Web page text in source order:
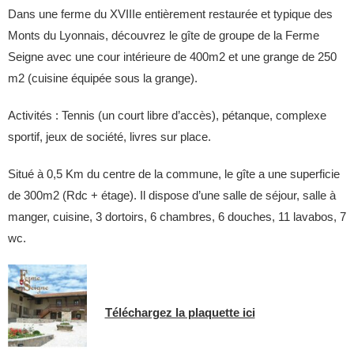
Dans une ferme du XVIIIe entièrement restaurée et typique des
Monts du Lyonnais, découvrez le gîte de groupe de la Ferme
Seigne avec une cour intérieure de 400m2 et une grange de 250
m2 (cuisine équipée sous la grange).
Activités : Tennis (un court libre d’accès), pétanque, complexe
sportif, jeux de société, livres sur place.
Situé à 0,5 Km du centre de la commune, le gîte a une superficie
de 300m2 (Rdc + étage). Il dispose d’une salle de séjour, salle à
manger, cuisine, 3 dortoirs, 6 chambres, 6 douches, 11 lavabos, 7
wc.
Téléchargez la plaquette ici